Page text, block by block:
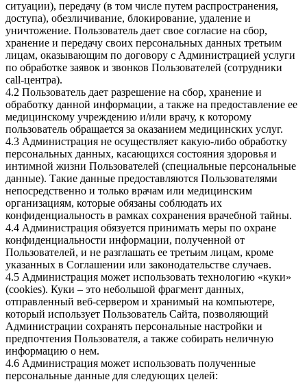
ситуации), передачу (в том числе путем распространения,
доступа), обезличивание, блокирование, удаление и
уничтожение. Пользователь дает свое согласие на сбор,
хранение и передачу своих персональных данных третьим
лицам, оказывающим по договору с Администрацией услуги
по обработке заявок и звонков Пользователей (сотрудники
call-центра).
4.2 Пользователь дает разрешение на сбор, хранение и
обработку данной информации, а также на предоставление ее
медицинскому учреждению и/или врачу, к которому
пользователь обращается за оказанием медицинских услуг.
4.3 Администрация не осуществляет какую-либо обработку
персональных данных, касающихся состояния здоровья и
интимной жизни Пользователей (специальные персональные
данные). Такие данные предоставляются Пользователями
непосредственно и только врачам или медицинским
организациям, которые обязаны соблюдать их
конфиденциальность в рамках сохранения врачебной тайны.
4.4 Администрация обязуется принимать меры по охране
конфиденциальности информации, полученной от
Пользователей, и не разглашать ее третьим лицам, кроме
указанных в Соглашении или законодательстве случаев.
4.5 Администрация может использовать технологию «куки»
(cookies). Куки – это небольшой фрагмент данных,
отправленный веб-сервером и хранимый на компьютере,
который использует Пользователь Сайта, позволяющий
Администрации сохранять персональные настройки и
предпочтения Пользователя, а также собирать неличную
информацию о нем.
4.6 Администрация может использовать полученные
персональные данные для следующих целей: